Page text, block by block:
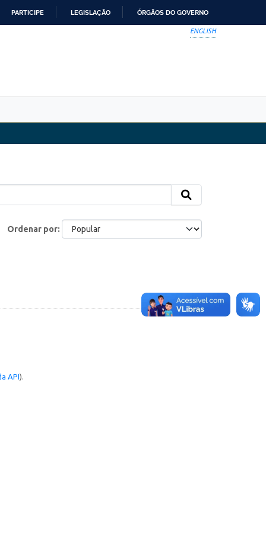
PARTICIPE LEGISLAÇÃO ÓRGÃOS DO GOVERNO
ENGLISH
Ordenar por
API).